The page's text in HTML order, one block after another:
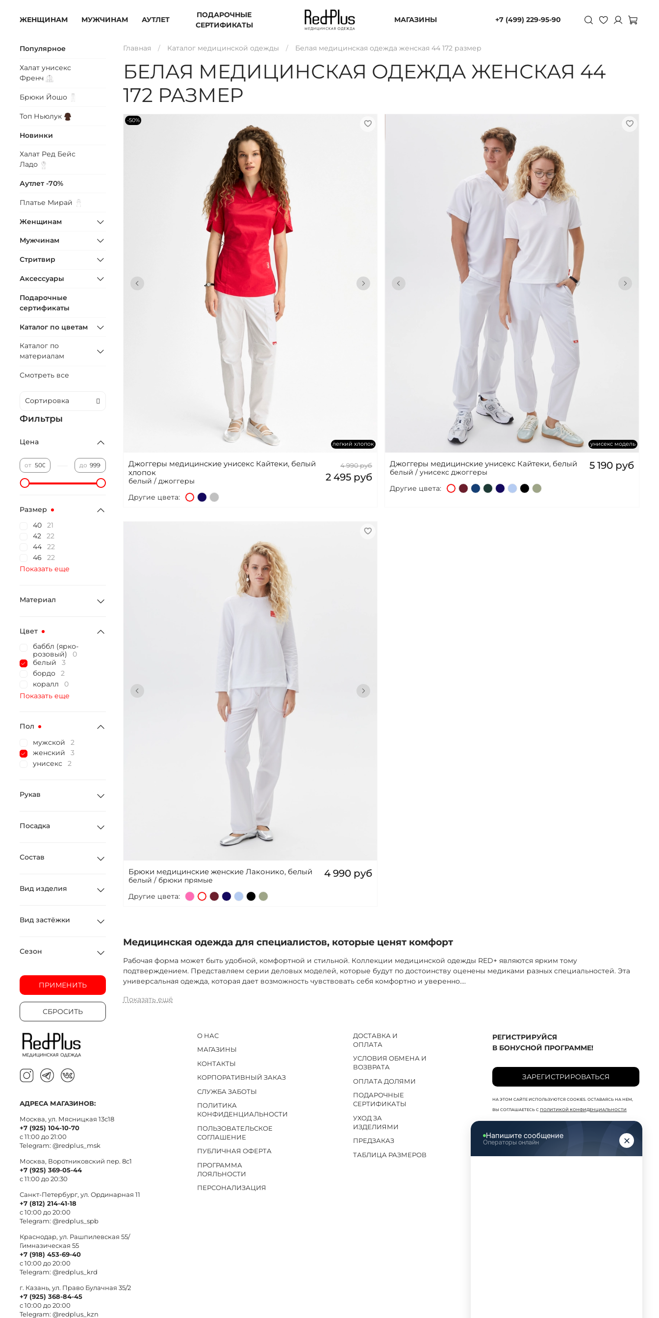
ЖЕНЩИНАМ МУЖЧИНАМ АУТЛЕТ
ПОДАРОЧНЫЕ
СЕРТИФИКАТЫ
МАГАЗИНЫ +7 (499) 229-95-90
Главная Каталог медицинской одежды Белая медицинская одежда женская 44 172 размер
БЕЛАЯ МЕДИЦИНСКАЯ ОДЕЖДА ЖЕНСКАЯ 44
172 РАЗМЕР
-50%
легкий хлопок
Джоггеры медицинские унисекс Кайтеки, белый
хлопок
белый / джоггеры
4 990 руб
2 495 руб
Другие цвета:
унисекс модель
Джоггеры медицинские унисекс Кайтеки, белый
белый / унисекс джоггеры
5 190 руб
Другие цвета:
Брюки медицинские женские Лаконико, белый
белый / брюки прямые
4 990 руб
Другие цвета:
Медицинская одежда для специалистов, которые ценят комфорт
Рабочая форма может быть удобной, комфортной и стильной. Коллекции медицинской одежды RED+ являются ярким тому
подтверждением. Представляем серии деловых моделей, которые будут по достоинству оценены медиками разных специальностей. Эта
универсальная одежда, которая дает возможность чувствовать себя комфортно и уверенно....
Показать ещё
Популярное
Халат унисекс
Френч
Брюки Йошо
Топ Ньюлук
Новинки
Халат Ред Бейс
Ладо
Аутлет -70%
Платье Мирай
Женщинам
Мужчинам
Стритвир
Аксессуары
Подарочные
сертификаты
Каталог по цветам
Каталог по
материалам
Смотреть все
Фильтры
Цена
от до
Размер
40
21
42
22
44
22
46
22
Показать еще
Материал
Цвет
баббл (ярко-
розовый)
0
белый
3
бордо
2
коралл
0
Показать еще
Пол
мужской
2
женский
3
унисекс
2
Рукав
Посадка
Состав
Вид изделия
Вид застёжки
Сезон
ПРИМЕНИТЬ
СБРОСИТЬ
О НАС
МАГАЗИНЫ
КОНТАКТЫ
КОРПОРАТИВНЫЙ ЗАКАЗ
СЛУЖБА ЗАБОТЫ
ПОЛИТИКА
КОНФИДЕНЦИАЛЬНОСТИ
ПОЛЬЗОВАТЕЛЬСКОЕ
СОГЛАШЕНИЕ
ПУБЛИЧНАЯ ОФЕРТА
ПРОГРАММА
ЛОЯЛЬНОСТИ
ПЕРСОНАЛИЗАЦИЯ
ДОСТАВКА И
ОПЛАТА
УСЛОВИЯ ОБМЕНА И
ВОЗВРАТА
ОПЛАТА ДОЛЯМИ
ПОДАРОЧНЫЕ
СЕРТИФИКАТЫ
УХОД ЗА
ИЗДЕЛИЯМИ
ПРЕДЗАКАЗ
ТАБЛИЦА РАЗМЕРОВ
РЕГИСТРИРУЙСЯ
В БОНУСНОЙ ПРОГРАММЕ!
ЗАРЕГИСТРИРОВАТЬСЯ
НА ЭТОМ САЙТЕ ИСПОЛЬЗУЮТСЯ COOKIES. ОСТАВАЯСЬ НА НЕМ,
ВЫ СОГЛАШАЕТЕСЬ С ПОЛИТИКОЙ КОНФИДЕНЦИАЛЬНОСТИ
АДРЕСА МАГАЗИНОВ:
Москва, ул. Мясницкая 13с18
+7 (925) 104-10-70
с 11:00 до 21:00
Telegram: @redplus_msk
Москва, Воротниковский пер. 8c1
+7 (925) 369-05-44
с 11:00 до 20:30
Санкт-Петербург, ул. Ординарная 11
+7 (812) 214-41-18
с 10:00 до 20:00
Telegram: @redplus_spb
Краснодар, ул. Рашпилевская 55/
Гимназическая 55
+7 (918) 453-69-40
с 10:00 до 20:00
Telegram: @redplus_krd
г. Казань, ул. Право Булачная 35/2
+7 (925) 368-84-45
с 10:00 до 20:00
Telegram: @redplus_kzn